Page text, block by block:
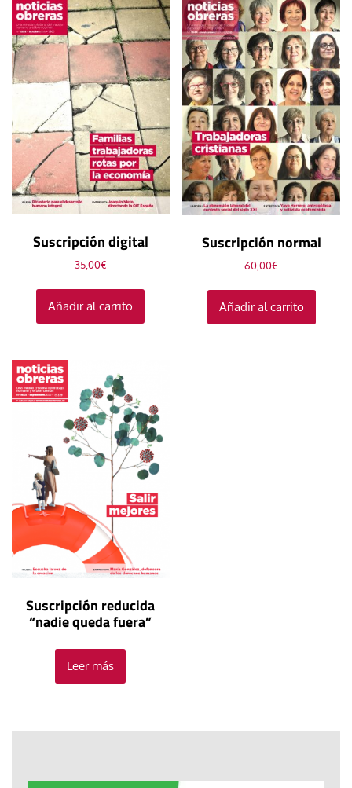
Suscripción digital
35,00€
Añadir al carrito
Suscripción normal
60,00€
Añadir al carrito
Suscripción reducida
“nadie queda fuera”
Leer más